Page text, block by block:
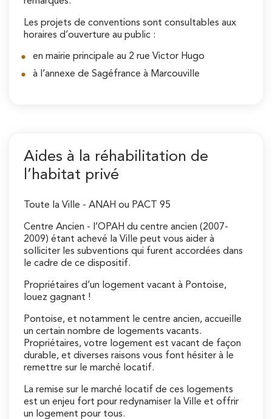
Les projets de conventions sont consultables aux
horaires d’ouverture au public :
en mairie principale au 2 rue Victor Hugo
à l’annexe de Sagéfrance à Marcouville
Aides à la réhabilitation de
l’habitat privé
Toute la Ville - ANAH ou PACT 95
Centre Ancien - l’OPAH du centre ancien (2007-
2009) étant achevé la Ville peut vous aider à
solliciter les subventions qui furent accordées dans
le cadre de ce dispositif.
Propriétaires d’un logement vacant à Pontoise,
louez gagnant !
Pontoise, et notamment le centre ancien, accueille
un certain nombre de logements vacants.
Propriétaires, votre logement est vacant de façon
durable, et diverses raisons vous font hésiter à le
remettre sur le marché locatif.
La remise sur le marché locatif de ces logements
est un enjeu fort pour redynamiser la Ville et offrir
un logement pour tous.